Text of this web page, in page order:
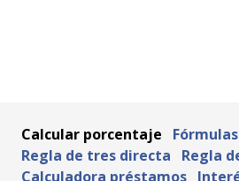
Calcular porcentaje
Regla de tres directa
Regla
Calculadora préstamos